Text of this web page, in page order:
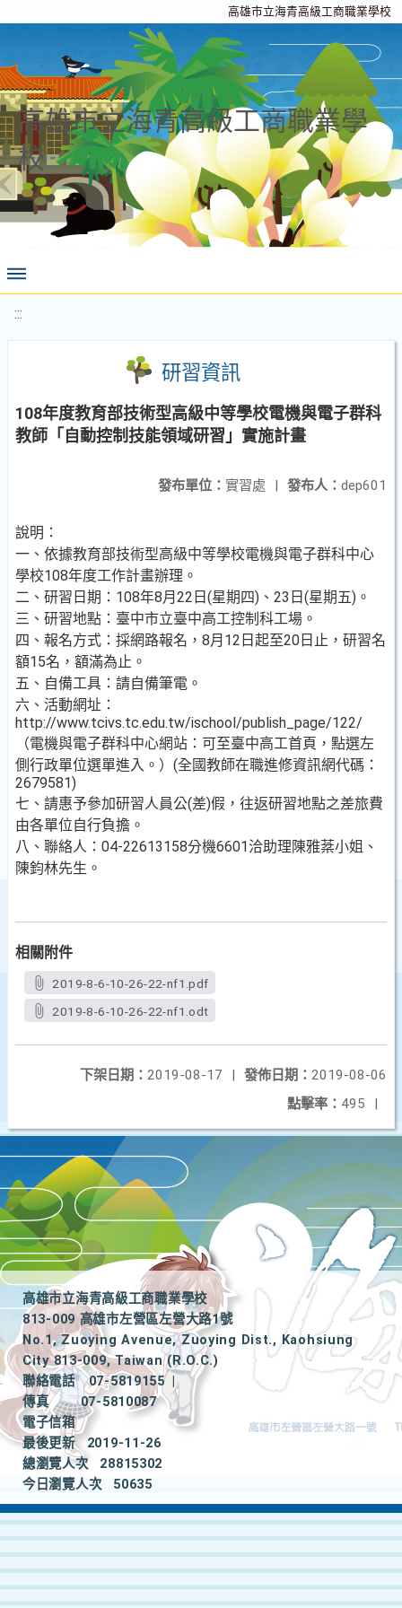
高雄市立海青高級工商職業學校
高雄市立海青高級工商職業學
校
:::
研習資訊
108年度教育部技術型高級中等學校電機與電子群科
教師「自動控制技能領域研習」實施計畫
發布人： dep601
發布單位： 實習處 |
說明：
一、依據教育部技術型高級中等學校電機與電子群科中心
學校108年度工作計畫辦理。
二、研習日期：108年8月22日(星期四)、23日(星期五)。
三、研習地點：臺中市立臺中高工控制科工場。
四、報名方式：採網路報名，8月12日起至20日止，研習名
額15名，額滿為止。
五、自備工具：請自備筆電。
六、活動網址：
http://www.tcivs.tc.edu.tw/ischool/publish_page/122/
（電機與電子群科中心網站：可至臺中高工首頁，點選左
側行政單位選單進入。）(全國教師在職進修資訊網代碼：
2679581)
七、請惠予參加研習人員公(差)假，往返研習地點之差旅費
由各單位自行負擔。
八、聯絡人：04-22613158分機6601洽助理陳雅棻小姐、
陳鈞林先生。
相關附件
2019-8-6-10-26-22-nf1.pdf
2019-8-6-10-26-22-nf1.odt
發佈日期： 2019-08-06
下架日期： 2019-08-17
|
點擊率： 495 |
高雄市立海青高級工商職業學校
813-009 高雄市左營區左營大路1號
No.1, Zuoying Avenue, Zuoying Dist., Kaohsiung
City 813-009, Taiwan (R.O.C.)
聯絡電話
07-5819155
|
傳真
07-5810087
電子信箱
最後更新
2019-11-26
總瀏覽人次
28815302
今日瀏覽人次
50635